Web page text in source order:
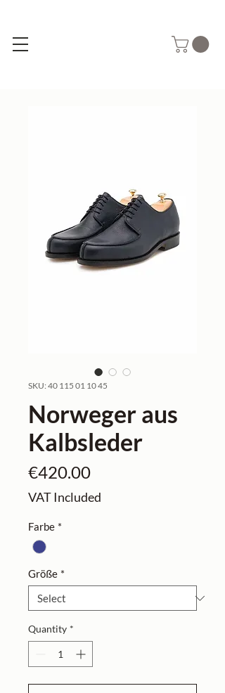
SKU: 40 115 01 10 45
Norweger aus
Kalbsleder
€420.00Price
VAT Included
Farbe *
Größe *
Quantity *